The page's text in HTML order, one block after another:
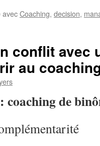
avecCoaching, decision,
conflit avec
au
coaching de